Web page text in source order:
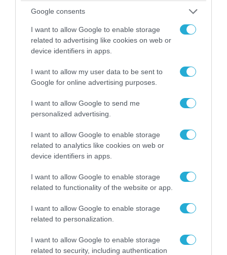
Google consents
I want to allow Google to enable storage
related to advertising like cookies on web or
device identifiers in apps.
I want to allow my user data to be sent to
Google for online advertising purposes.
I want to allow Google to send me
personalized advertising.
I want to allow Google to enable storage
related to analytics like cookies on web or
device identifiers in apps.
I want to allow Google to enable storage
related to functionality of the website or app.
I want to allow Google to enable storage
related to personalization.
I want to allow Google to enable storage
related to security, including authentication
Αυτή την ώρα το τελευταίο «αντίο» στον πρώην
υπουργό Ι.Βαρβιτσιώτη (φωτο)